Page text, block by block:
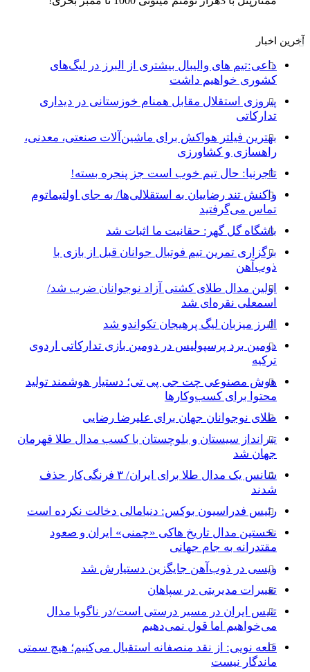
آخرین اخبار
داعی:تیم های والیبال بیشتری از البرز در لیگ‌های
کشوری خواهیم داشت
پیروزی استقلال مقابل همنام خوزستانی در دیداری
تدارکاتی
بهترین فیلتر هواکش برای ماشین‌آلات صنعتی، معدنی،
راهسازی و کشاورزی
تاجرنیا: حال تیم خوب است جز پنجره بسته!
واکنش تند رضاییان به استقلالی‌ها/ به جای اولتیماتوم
تماس می‌گرفتید
باشگاه گل گهر: حقانیت ما اثبات شد
برگزاری تمرین تیم فوتبال جوانان قبل از بازی با
ذوب‌آهن
اولین مدال طلای کشتی آزاد نوجوانان ضرب شد/
اسمعلی نقره‌ای شد
البرز میزبان لیگ پرهیجان تکواندو شد
دومین برد پرسپولیس در دومین بازی تدارکاتی اردوی
ترکیه
هوش مصنوعی چت جی پی تی؛ دستیار هوشمند تولید
محتوا برای کسب‌وکارها
طلای نوجوانان جهان برای علیرضا رضایی
تیرانداز سیستان و بلوچستان با کسب مدال طلا قهرمان
جهان شد
شانس یک مدال طلا برای ایران/ ۳ فرنگی‌کار حذف
شدند
رئیس فدراسیون بوکس: دنیامالی دخالت نکرده است
نخستین مدال تاریخ هاکی «چمنی» ایران و صعود
مقتدرانه به جام جهانی
ویسی در ذوب‌آهن جایگزین دستیارش شد
تغییرات مدیریتی در سپاهان
تنیس ایران در مسیر درستی است/در ناگویا مدال
می‌خواهیم اما قول نمی‌دهیم
قلعه نویی: از نقد منصفانه استقبال می‌کنیم؛ هیچ سمتی
ماندگار نیست